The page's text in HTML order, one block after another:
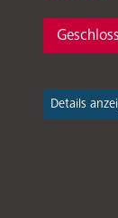
Details